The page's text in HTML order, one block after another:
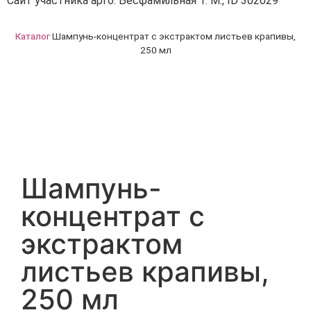
КаталогШампунь-концентрат с экстрактом листьев крапивы,
250 мл
Шампунь-
концентрат с
экстрактом
листьев крапивы,
250 мл